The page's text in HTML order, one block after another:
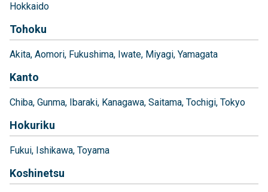
Hokkaido
Tohoku
Akita Aomori Fukushima Iwate Miyagi Yamagata
Kanto
Chiba Gunma Ibaraki Kanagawa Saitama Tochigi Tokyo
Hokuriku
Fukui Ishikawa Toyama
Koshinetsu